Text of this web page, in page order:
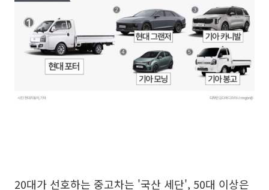
20대가 선호하는 중고차는 '국산 세단', 50대 이상은